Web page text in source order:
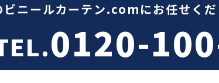
ニールカーテン.comにお任せくだ
0120-